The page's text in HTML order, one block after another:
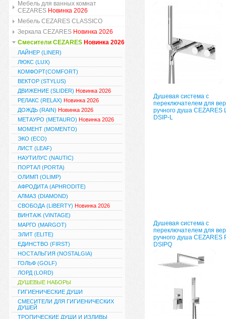
Мебель для ванных комнат
CEZARES Новинка 2026
Мебель CEZARES CLASSICO
Зеркала CEZARES Новинка 2026
Смесители CEZARES Новинка 2026
ЛАЙНЕР (LINER)
ЛЮКС (LUX)
КОМФОРТ(COMFORT)
ВЕКТОР (STYLUS)
ДВИЖЕНИЕ (SLIDER) Новинка 2026
РЕЛАКС (RELAX) Новинка 2026
ДОЖДЬ (RAIN) Новинка 2026
МЕТАУРО (METAURO) Новинка 2026
МОМЕНТ (MOMENTO)
ЭКО (ECO)
ЛИСТ (LEAF)
НАУТИЛУС (NAUTIC)
ПОРТАЛ (PORTA)
ОЛИМП (OLIMP)
АФРОДИТА (APHRODITE)
АЛМАЗ (DIAMOND)
СВОБОДА (LIBERTY) Новинка 2026
ВИНТАЖ (VINTAGE)
МАРГО (MARGOT)
ЭЛИТ (ELITE)
ЕДИНСТВО (FIRST)
НОСТАЛЬГИЯ (NOSTALGIA)
ГОЛЬФ (GOLF)
ЛОРД (LORD)
ДУШЕВЫЕ НАБОРЫ
ГИГИЕНИЧЕСКИЕ ДУШИ
СМЕСИТЕЛИ ДЛЯ ГИГИЕНИЧЕСКИХ
ДУШЕЙ
ТРОПИЧЕСКИЕ ДУШИ И ИЗЛИВЫ
Душевая система с
переключателем для
ручного душа CEZARES
DSIP-L
Душевая система с
переключателем для
ручного душа CEZARES
DSIPQ